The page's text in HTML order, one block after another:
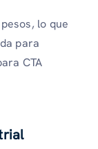
lo que
para
CTA